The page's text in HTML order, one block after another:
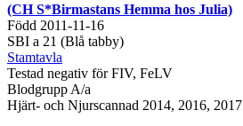
(CH S*Birmastans Hemma hos Julia)
Född 2011-11-16
SBI a 21 (Blå tabby)
Stamtavla
Testad negativ för FIV, FeLV
Blodgrupp A/a
Hjärt- och Njurscannad 2014, 2016, 2017